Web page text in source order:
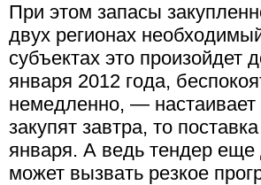
При этом запасы
двух регионах
субъектах это произойдет
января 2012 года,
немедленно, —
закупят завтра, то
января. А ведь тендер
может вызвать резкое